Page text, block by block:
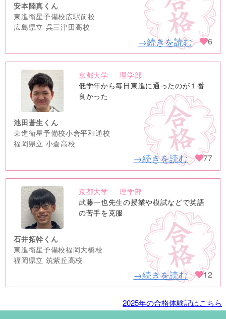
安本陸真くん
東進衛星予備校広駅前校
広島県立 呉三津田高校
→続きを読む 6
no
image
京都大学
理学部
低学年から毎日東進に通ったのが１番
良かった
池田蒼生くん
東進衛星予備校小倉平和通校
福岡県立 小倉高校
→続きを読む 77
no
image
京都大学
理学部
武藤一也先生の授業や模試などで英語
の苦手を克服
石井拓幹くん
東進衛星予備校福岡大橋校
福岡県立 筑紫丘高校
→続きを読む 12
2025年の合格体験記はこちら